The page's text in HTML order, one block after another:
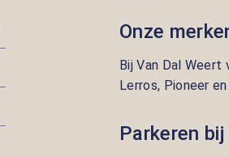
Onze
Bij Van Dal Weert
Lerros, Pioneer
Parkeren